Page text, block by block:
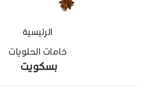
الرئيسية
خامات الحلويات
بسكويت